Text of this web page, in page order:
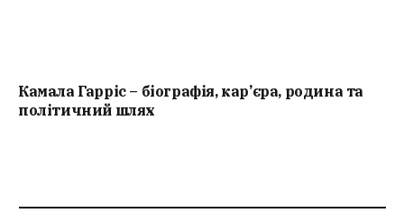
Камала Гарріс – біографія, кар’єра, родина та
політичний шлях